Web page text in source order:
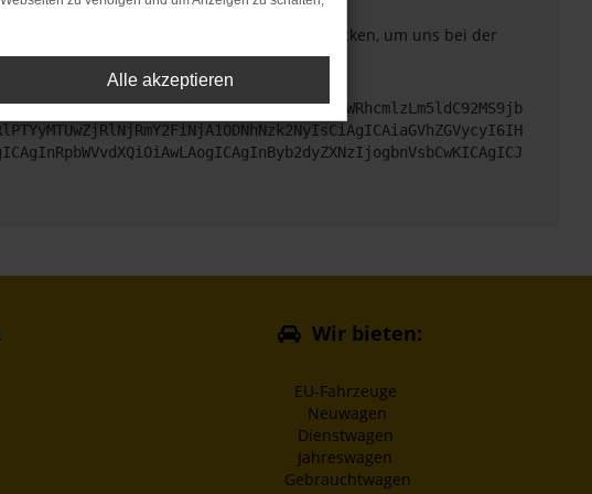
beheben. Du kannst uns diesen Text schicken, um uns bei der
Wir bieten:
EU-Fahrzeuge
Neuwagen
Dienstwagen
Jahreswagen
Gebrauchtwagen
Alle akzeptieren